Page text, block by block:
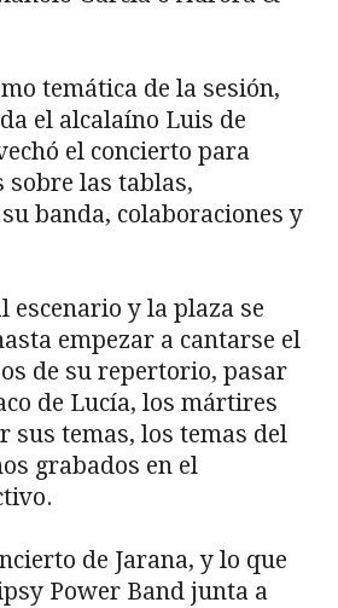
temática de la sesión,
el alcalaíno Luis de
el concierto para
sobre las tablas,
banda, colaboraciones y
escenario y la plaza se
empezar a cantarse el
de su repertorio, pasar
de Lucía, los mártires
sus temas, los temas del
grabados en el
de Jarana, y lo que
Power Band junta a